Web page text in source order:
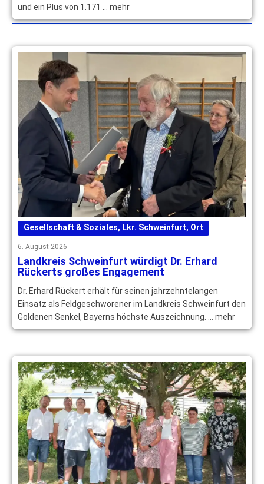
und ein Plus von 1.171 … mehr
Gesellschaft & Soziales, Lkr. Schweinfurt, Ort
6. August 2026
Landkreis Schweinfurt würdigt Dr. Erhard
Rückerts großes Engagement
Dr. Erhard Rückert erhält für seinen jahrzehntelangen
Einsatz als Feldgeschworener im Landkreis Schweinfurt den
Goldenen Senkel, Bayerns höchste Auszeichnung. … mehr